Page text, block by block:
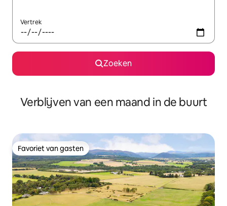
Vertrek
Zoeken
Verblijven van een maand in de buurt
Favoriet van gasten
Favoriet van gasten